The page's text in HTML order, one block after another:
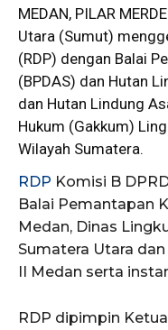
MEDAN, PILAR
Utara (Sumut)
(RDP) dengan Balai
(BPDAS) dan Hutan
dan Hutan Lindung
Hukum (Gakkum)
Wilayah Sumatera.
RDP Komisi B
Balai Pemantapan
Medan, Dinas
Sumatera Utara
II Medan serta
RDP dipimpin